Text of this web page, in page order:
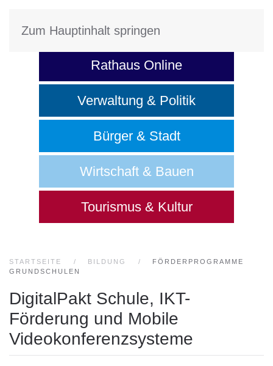
Zum Hauptinhalt springen
STADT SANGERHAUSEN
Rathaus Online
Verwaltung & Politik
Bürger & Stadt
Wirtschaft & Bauen
Tourismus & Kultur
STARTSEITE BILDUNG
FÖRDERPROGRAMME
GRUNDSCHULEN
DigitalPakt Schule, IKT-
Förderung und Mobile
Videokonferenzsysteme